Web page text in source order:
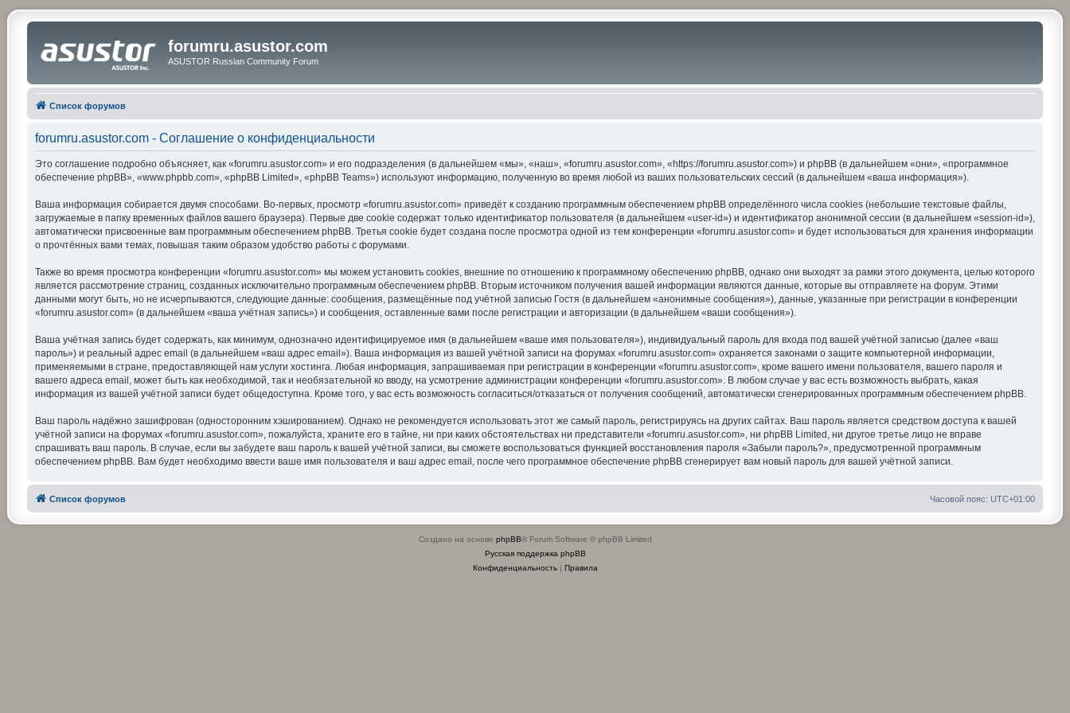
forumru.asustor.com
ASUSTOR Russian Community Forum
Список форумов
forumru.asustor.com - Соглашение о конфиденциальности
Это соглашение подробно объясняет, как «forumru.asustor.com» и его подразделения (в дальнейшем «мы», «наш», «forumru.asustor.com», «https://forumru.asustor.com») и phpBB (в дальнейшем «они», «программное
обеспечение phpBB», «www.phpbb.com», «phpBB Limited», «phpBB Teams») используют информацию, полученную во время любой из ваших пользовательских сессий (в дальнейшем «ваша информация»).
Ваша информация собирается двумя способами. Во-первых, просмотр «forumru.asustor.com» приведёт к созданию программным обеспечением phpBB определённого числа cookies (небольшие текстовые файлы,
загружаемые в папку временных файлов вашего браузера). Первые две cookie содержат только идентификатор пользователя (в дальнейшем «user-id») и идентификатор анонимной сессии (в дальнейшем «session-id»),
автоматически присвоенные вам программным обеспечением phpBB. Третья cookie будет создана после просмотра одной из тем конференции «forumru.asustor.com» и будет использоваться для хранения информации
о прочтённых вами темах, повышая таким образом удобство работы с форумами.
Также во время просмотра конференции «forumru.asustor.com» мы можем установить cookies, внешние по отношению к программному обеспечению phpBB, однако они выходят за рамки этого документа, целью которого
является рассмотрение страниц, созданных исключительно программным обеспечением phpBB. Вторым источником получения вашей информации являются данные, которые вы отправляете на форум. Этими
данными могут быть, но не исчерпываются, следующие данные: сообщения, размещённые под учётной записью Гостя (в дальнейшем «анонимные сообщения»), данные, указанные при регистрации в конференции
«forumru.asustor.com» (в дальнейшем «ваша учётная запись») и сообщения, оставленные вами после регистрации и авторизации (в дальнейшем «ваши сообщения»).
Ваша учётная запись будет содержать, как минимум, однозначно идентифицируемое имя (в дальнейшем «ваше имя пользователя»), индивидуальный пароль для входа под вашей учётной записью (далее «ваш
пароль») и реальный адрес email (в дальнейшем «ваш адрес email»). Ваша информация из вашей учётной записи на форумах «forumru.asustor.com» охраняется законами о защите компьютерной информации,
применяемыми в стране, предоставляющей нам услуги хостинга. Любая информация, запрашиваемая при регистрации в конференции «forumru.asustor.com», кроме вашего имени пользователя, вашего пароля и
вашего адреса email, может быть как необходимой, так и необязательной ко вводу, на усмотрение администрации конференции «forumru.asustor.com». В любом случае у вас есть возможность выбрать, какая
информация из вашей учётной записи будет общедоступна. Кроме того, у вас есть возможность согласиться/отказаться от получения сообщений, автоматически сгенерированных программным обеспечением phpBB.
Ваш пароль надёжно зашифрован (односторонним хэшированием). Однако не рекомендуется использовать этот же самый пароль, регистрируясь на других сайтах. Ваш пароль является средством доступа к вашей
учётной записи на форумах «forumru.asustor.com», пожалуйста, храните его в тайне, ни при каких обстоятельствах ни представители «forumru.asustor.com», ни phpBB Limited, ни другое третье лицо не вправе
спрашивать ваш пароль. В случае, если вы забудете ваш пароль к вашей учётной записи, вы сможете воспользоваться функцией восстановления пароля «Забыли пароль?», предусмотренной программным
обеспечением phpBB. Вам будет необходимо ввести ваше имя пользователя и ваш адрес email, после чего программное обеспечение phpBB сгенерирует вам новый пароль для вашей учётной записи.
Список форумов Часовой пояс: UTC+01:00
Создано на основе phpBB® Forum Software © phpBB Limited
Русская поддержка phpBB
Конфиденциальность| Правила